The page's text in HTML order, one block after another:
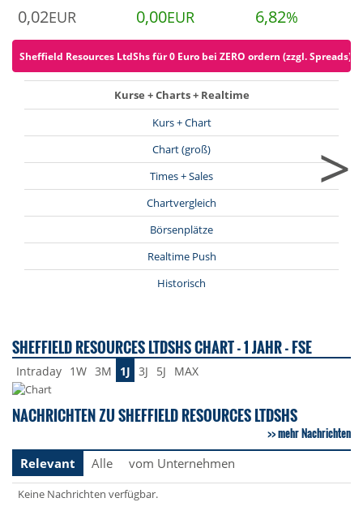
0,02EUR 0,00EUR 6,82%
Sheffield Resources LtdShs für 0 Euro bei ZERO ordern (zzgl. Spreads)
Kurse + Charts + Realtime
Kurs + Chart
Chart (groß)
Times + Sales
Chartvergleich
Börsenplätze
Realtime Push
Historisch
>
SHEFFIELD RESOURCES LTDSHS CHART - 1 JAHR - FSE
Intraday 1W 3M 1J 3J 5J MAX
NACHRICHTEN ZU SHEFFIELD RESOURCES LTDSHS
mehr Nachrichten
Relevant
Alle vom Unternehmen
Keine Nachrichten verfügbar.